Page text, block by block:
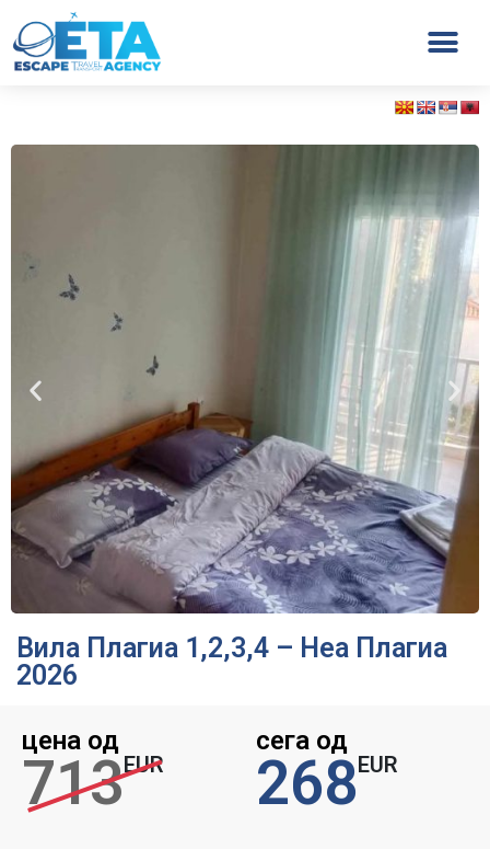
Вила Плагиа 1,2,3,4 – Неа Плагиа
2026
цена од
713EUR
сега од
268 EUR